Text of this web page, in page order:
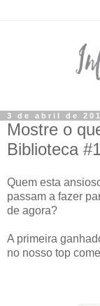
3 de abril de
Mostre o
Biblioteca
Quem esta
passam a fazer
de agora?
A primeira
no nosso top